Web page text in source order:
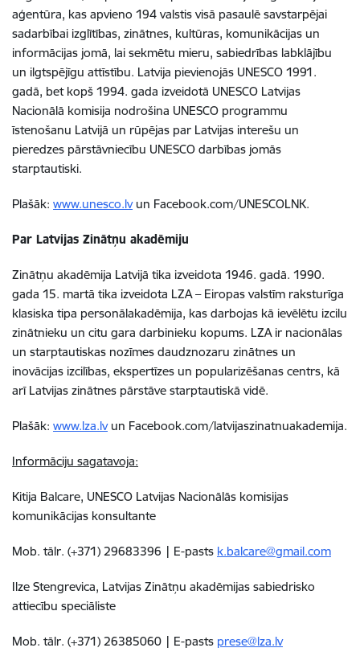
aģentūra, kas apvieno 194 valstis visā pasaulē savstarpējai
sadarbībai izglītības, zinātnes, kultūras, komunikācijas un
informācijas jomā, lai sekmētu mieru, sabiedrības labklājību
un ilgtspējīgu attīstību. Latvija pievienojās UNESCO 1991.
gadā, bet kopš 1994. gada izveidotā UNESCO Latvijas
Nacionālā komisija nodrošina UNESCO programmu
īstenošanu Latvijā un rūpējas par Latvijas interešu un
pieredzes pārstāvniecību UNESCO darbības jomās
starptautiski.
Plašāk: www.unesco.lvun Facebook.com/UNESCOLNK.
Par Latvijas Zinātņu akadēmiju
Zinātņu akadēmija Latvijā tika izveidota 1946. gadā. 1990.
gada 15. martā tika izveidota LZA – Eiropas valstīm raksturīga
klasiska tipa personālakadēmija, kas darbojas kā ievēlētu izcilu
zinātnieku un citu gara darbinieku kopums. LZA ir nacionālas
un starptautiskas nozīmes daudznozaru zinātnes un
inovācijas izcilības, ekspertīzes un popularizēšanas centrs, kā
arī Latvijas zinātnes pārstāve starptautiskā vidē.
Plašāk: www.lza.lvun Facebook.com/latvijaszinatnuakademija.
Informāciju sagatavoja:
Kitija Balcare, UNESCO Latvijas Nacionālās komisijas
komunikācijas konsultante
Mob. tālr. (+371) 29683396 | E-pasts k.balcare@gmail.com
Ilze Stengrevica, Latvijas Zinātņu akadēmijas sabiedrisko
attiecību speciāliste
Mob. tālr. (+371) 26385060 | E-pasts prese@lza.lv